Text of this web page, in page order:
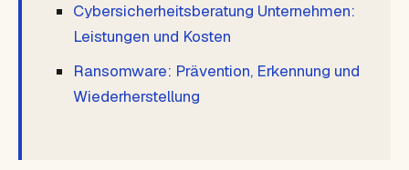
Cybersicherheitsberatung Unternehmen:
Leistungen und Kosten
Ransomware: Prävention, Erkennung und
Wiederherstellung